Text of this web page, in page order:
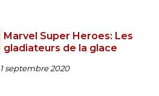
Marvel Super Heroes: Les
gladiateurs de la glace
1 septembre 2020